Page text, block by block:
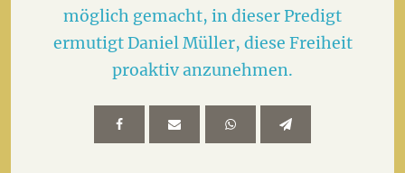
möglich gemacht, in dieser Predigt
ermutigt Daniel Müller, diese Freiheit
proaktiv anzunehmen.